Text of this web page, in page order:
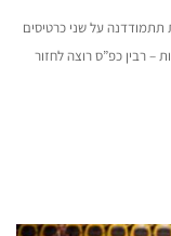
תתמודדנה על שני כרטיסים
– רבין כפ”ס רוצה לחזור